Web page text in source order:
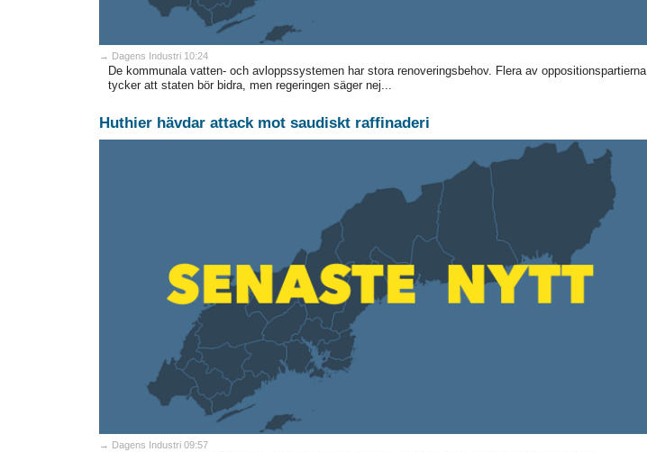
→ Dagens Industri 10:24
De kommunala vatten- och avloppssystemen har stora renoveringsbehov. Flera av oppositionspartierna
tycker att staten bör bidra, men regeringen säger nej...
Huthier hävdar attack mot saudiskt raffinaderi
→ Dagens Industri 09:57